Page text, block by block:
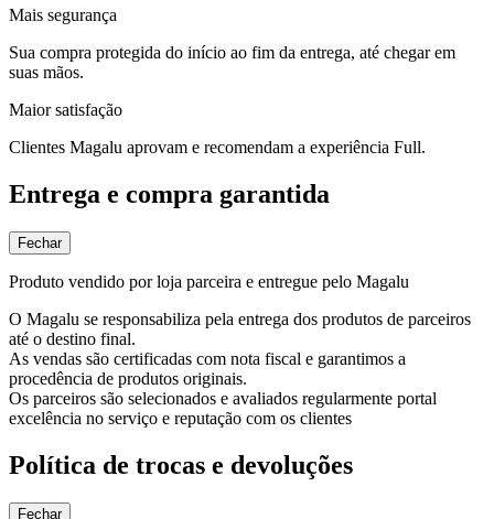
Mais segurança
Sua compra protegida do início ao fim da entrega, até chegar em
suas mãos.
Maior satisfação
Clientes Magalu aprovam e recomendam a experiência Full.
Entrega e compra garantida
Fechar
Produto vendido por loja parceira e entregue pelo Magalu
O Magalu se responsabiliza pela entrega dos produtos de parceiros
até o destino final.
As vendas são certificadas com nota fiscal e garantimos a
procedência de produtos originais.
Os parceiros são selecionados e avaliados regularmente portal
excelência no serviço e reputação com os clientes
Política de trocas e devoluções
Fechar